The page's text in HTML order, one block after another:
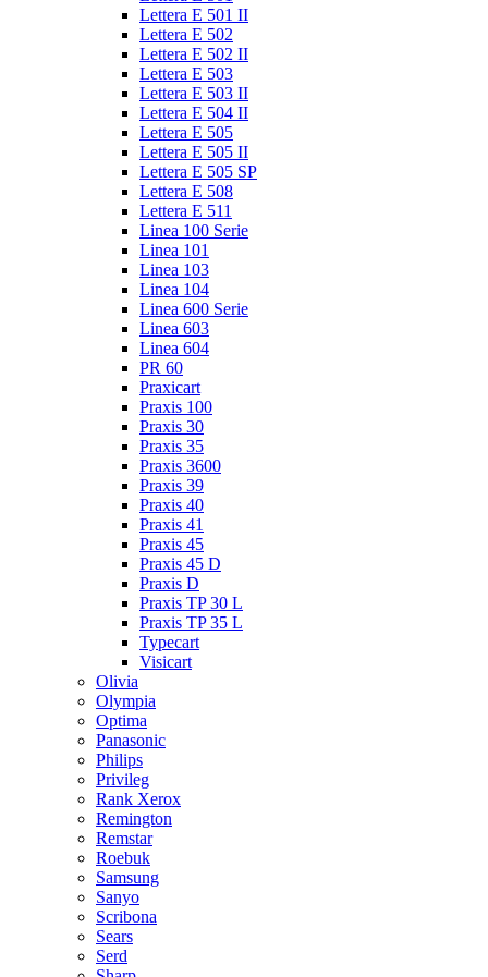
Lettera E 501 II
Lettera E 502
Lettera E 502 II
Lettera E 503
Lettera E 503 II
Lettera E 504 II
Lettera E 505
Lettera E 505 II
Lettera E 505 SP
Lettera E 508
Lettera E 511
Linea 100 Serie
Linea 101
Linea 103
Linea 104
Linea 600 Serie
Linea 603
Linea 604
PR 60
Praxicart
Praxis 100
Praxis 30
Praxis 35
Praxis 3600
Praxis 39
Praxis 40
Praxis 41
Praxis 45
Praxis 45 D
Praxis D
Praxis TP 30 L
Praxis TP 35 L
Typecart
Visicart
Olivia
Olympia
Optima
Panasonic
Philips
Privileg
Rank Xerox
Remington
Remstar
Roebuk
Samsung
Sanyo
Scribona
Sears
Serd